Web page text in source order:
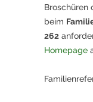
Broschüren
beim
262
Homepage